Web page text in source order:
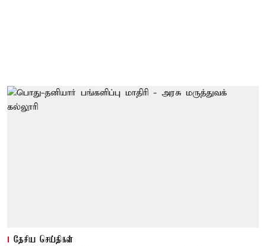
தேசிய செய்திகள்